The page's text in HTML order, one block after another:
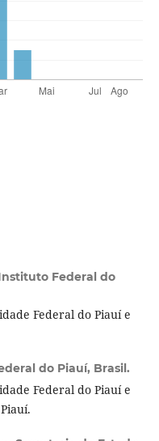
Federal do
Federal do Piauí e
do Piauí, Brasil.
Federal do Piauí e